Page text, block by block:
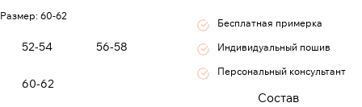
Размер: 60-62
52-54 56-58
60-62
Бесплатная примерка
Индивидуальный пошив
Персональный консультант
Состав